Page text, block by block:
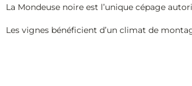
La Mondeuse noire est l’unique cépage
Les vignes bénéficient d’un climat de